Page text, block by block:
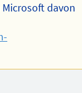
davon